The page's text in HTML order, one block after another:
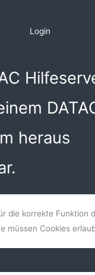
Login
heraus
die korrekte Funktion
müssen Cookies